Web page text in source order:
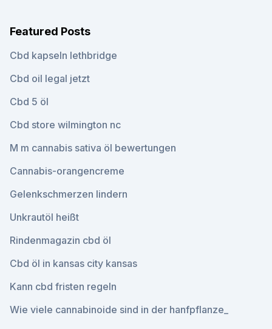
Featured Posts
Cbd kapseln lethbridge
Cbd oil legal jetzt
Cbd 5 öl
Cbd store wilmington nc
M m cannabis sativa öl bewertungen
Cannabis-orangencreme
Gelenkschmerzen lindern
Unkrautöl heißt
Rindenmagazin cbd öl
Cbd öl in kansas city kansas
Kann cbd fristen regeln
Wie viele cannabinoide sind in der hanfpflanze_